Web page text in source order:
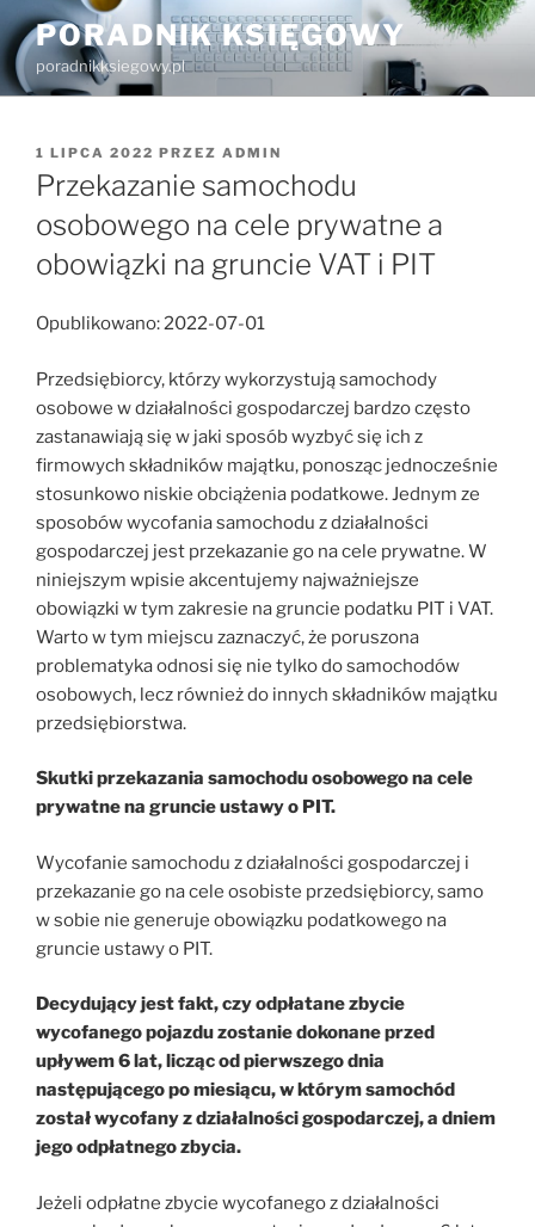
Przejdź
do
treści
PORADNIK KSIĘGOWY
poradnikksiegowy.pl
OPUBLIKOWANE
W
1 LIPCA 2022 PRZEZ ADMIN
Przekazanie samochodu
osobowego na cele prywatne a
obowiązki na gruncie VAT i PIT
Opublikowano: 2022-07-01
Przedsiębiorcy, którzy wykorzystują samochody
osobowe w działalności gospodarczej bardzo często
zastanawiają się w jaki sposób wyzbyć się ich z
firmowych składników majątku, ponosząc jednocześnie
stosunkowo niskie obciążenia podatkowe. Jednym ze
sposobów wycofania samochodu z działalności
gospodarczej jest przekazanie go na cele prywatne. W
niniejszym wpisie akcentujemy najważniejsze
obowiązki w tym zakresie na gruncie podatku PIT i VAT.
Warto w tym miejscu zaznaczyć, że poruszona
problematyka odnosi się nie tylko do samochodów
osobowych, lecz również do innych składników majątku
przedsiębiorstwa.
Skutki przekazania samochodu osobowego na cele
prywatne na gruncie ustawy o PIT.
Wycofanie samochodu z działalności gospodarczej i
przekazanie go na cele osobiste przedsiębiorcy, samo
w sobie nie generuje obowiązku podatkowego na
gruncie ustawy o PIT.
Decydujący jest fakt, czy odpłatane zbycie
wycofanego pojazdu zostanie dokonane przed
upływem 6 lat, licząc od pierwszego dnia
następującego po miesiącu, w którym samochód
został wycofany z działalności gospodarczej, a dniem
jego odpłatnego zbycia.
Jeżeli odpłatne zbycie wycofanego z działalności